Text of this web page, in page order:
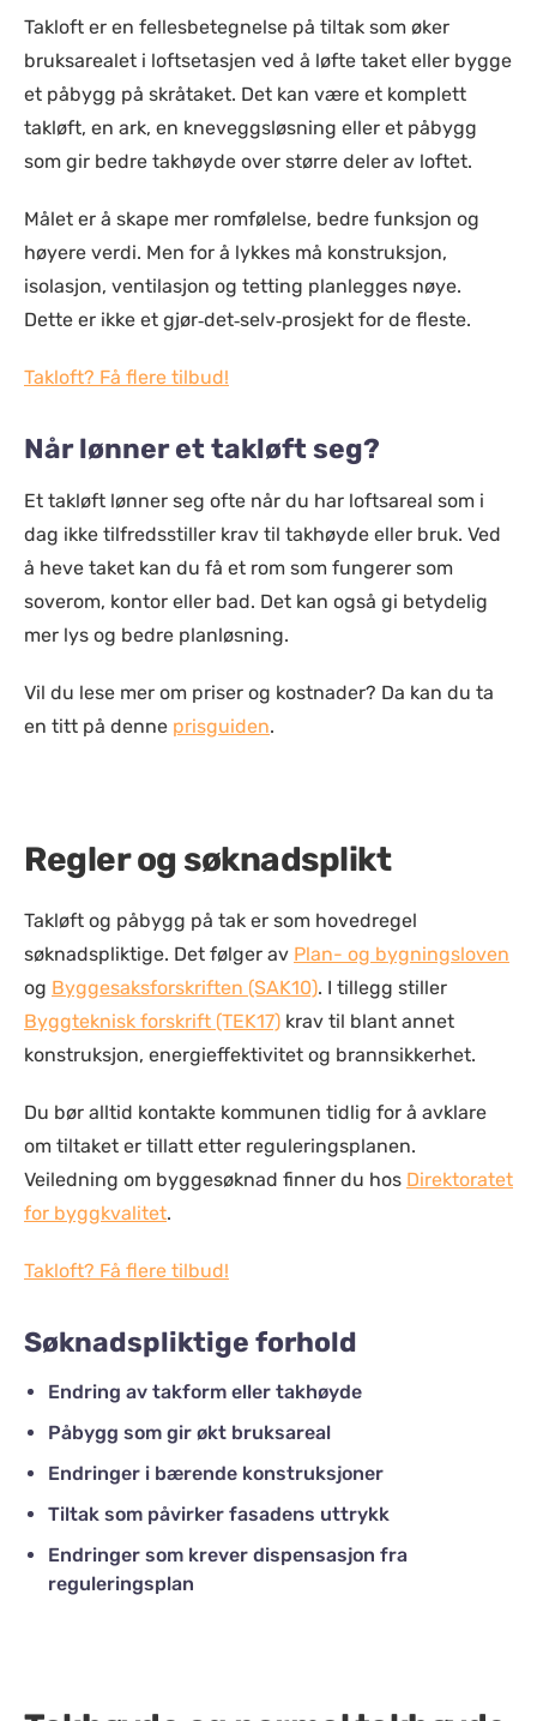
Takloft er en fellesbetegnelse på tiltak som øker
bruksarealet i loftsetasjen ved å løfte taket eller bygge
et påbygg på skråtaket. Det kan være et komplett
takløft, en ark, en kneveggsløsning eller et påbygg
som gir bedre takhøyde over større deler av loftet.
Målet er å skape mer romfølelse, bedre funksjon og
høyere verdi. Men for å lykkes må konstruksjon,
isolasjon, ventilasjon og tetting planlegges nøye.
Dette er ikke et gjør‑det‑selv‑prosjekt for de fleste.
Takloft? Få flere tilbud!
Når lønner et takløft seg?
Et takløft lønner seg ofte når du har loftsareal som i
dag ikke tilfredsstiller krav til takhøyde eller bruk. Ved
å heve taket kan du få et rom som fungerer som
soverom, kontor eller bad. Det kan også gi betydelig
mer lys og bedre planløsning.
Vil du lese mer om priser og kostnader? Da kan du ta
en titt på denne prisguiden.
Regler og søknadsplikt
Takløft og påbygg på tak er som hovedregel
søknadspliktige. Det følger av Plan- og bygningsloven
og Byggesaksforskriften (SAK10). I tillegg stiller
Byggteknisk forskrift (TEK17) krav til blant annet
konstruksjon, energieffektivitet og brannsikkerhet.
Du bør alltid kontakte kommunen tidlig for å avklare
om tiltaket er tillatt etter reguleringsplanen.
Veiledning om byggesøknad finner du hos Direktoratet
for byggkvalitet.
Takloft? Få flere tilbud!
Søknadspliktige forhold
Endring av takform eller takhøyde
Påbygg som gir økt bruksareal
Endringer i bærende konstruksjoner
Tiltak som påvirker fasadens uttrykk
Endringer som krever dispensasjon fra
reguleringsplan